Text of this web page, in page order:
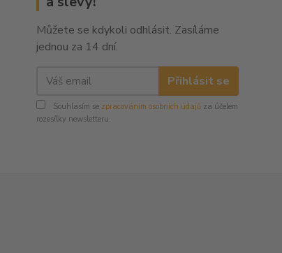
Můžete se kdykoli odhlásit. Zasíláme
jednou za 14 dní.
Přihlásit se
Souhlasím se zpracováním osobních údajů za účelem
rozesílky newsletteru.